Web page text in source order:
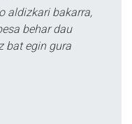
aldizkari bakarra,
behar dau
bat egin gura